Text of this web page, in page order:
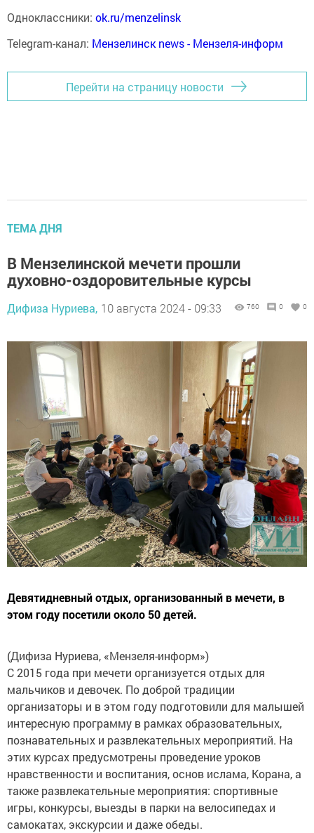
Одноклассники: ok.ru/menzelinsk
Telegram-канал: Мензелинск news - Мензеля-информ
Перейти на страницу новости
ТЕМА ДНЯ
В Мензелинской мечети прошли
духовно-оздоровительные курсы
Дифиза Нуриева, 10 августа 2024 - 09:33 760 0 0
Девятидневный отдых, организованный в мечети, в
этом году посетили около 50 детей.
(Дифиза Нуриева, «Мензеля-информ»)
С 2015 года при мечети организуется отдых для
мальчиков и девочек. По доброй традиции
организаторы и в этом году подготовили для малышей
интересную программу в рамках образовательных,
познавательных и развлекательных мероприятий. На
этих курсах предусмотрены проведение уроков
нравственности и воспитания, основ ислама, Корана, а
также развлекательные мероприятия: спортивные
игры, конкурсы, выезды в парки на велосипедах и
самокатах, экскурсии и даже обеды.